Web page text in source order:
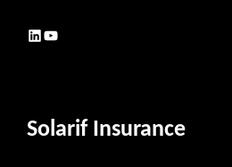
LinkedIn
YouTube
Solarif Insurance